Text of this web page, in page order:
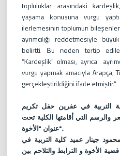
topluluklar arasındaki
yaşama konusuna vurgu
ilerlemesinin toplumun
ayrımcılığı reddetmesiyle
belirtti. Bu neden tertip edilen
“Kardeşlik" olması, ayrıca
vurgu yapmak amacıyla Arapça,
gerçekleştirildiğini ifade etmiştir.”
التربية في عفرين حفل تكريم
والرسم التي أقامتها الكلية تحت
عنوان "الأخوة".
جينار عميد كلية التربية في
الأخوة و الترابط والتلاحم بين